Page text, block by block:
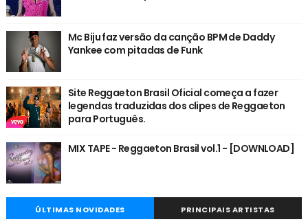
Mc Biju faz versão da canção BPM de Daddy
Yankee com pitadas de Funk
Site Reggaeton Brasil Oficial começa a fazer
legendas traduzidas dos clipes de Reggaeton
para Português.
MIX TAPE - Reggaeton Brasil vol.1 - [DOWNLOAD]
ÚLTIMAS NOVIDADES PRINCIPAIS ARTISTAS